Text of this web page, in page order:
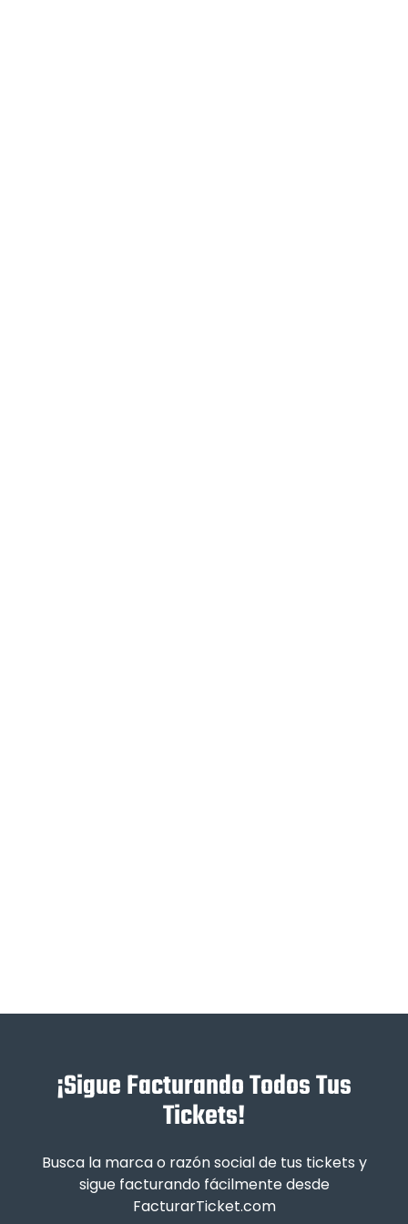
¡Sigue Facturando Todos Tus
Tickets!
Busca la marca o razón social de tus tickets y
sigue facturando fácilmente desde
FacturarTicket.com